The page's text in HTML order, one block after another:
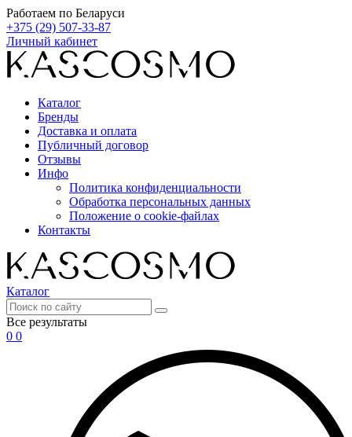
Работаем по Беларуси
+375 (29) 507-33-87
Личный кабинет
Каталог
Бренды
Доставка и оплата
Публичный договор
Отзывы
Инфо
Политика конфиденциальности
Обработка персональных данных
Положение о cookie-файлах
Контакты
Каталог
Все результаты
0 0